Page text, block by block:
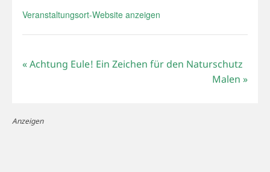
Veranstaltungsort-Website anzeigen
«Achtung Eule! Ein Zeichen für den Naturschutz
Malen»
Anzeigen